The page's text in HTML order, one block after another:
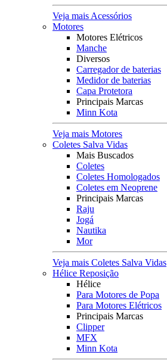
Veja mais Acessórios
Motores
Motores Elétricos
Manche
Diversos
Carregador de baterias
Medidor de baterias
Capa Protetora
Principais Marcas
Minn Kota
Veja mais Motores
Coletes Salva Vidas
Mais Buscados
Coletes
Coletes Homologados
Coletes em Neoprene
Principais Marcas
Raju
Jogá
Nautika
Mor
Veja mais Coletes Salva Vidas
Hélice Reposição
Hélice
Para Motores de Popa
Para Motores Elétricos
Principais Marcas
Clipper
MFX
Minn Kota